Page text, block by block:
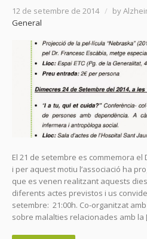
12 de setembre de 2014 / by
General
El 21 de setembre es commemora el
i per aquest motiu l’associació ha
que es venen realitzant aquests
diferents actes previstos i us
setembre: 21:00h. Co-organitzat amb
sobre malalties relacionades amb la